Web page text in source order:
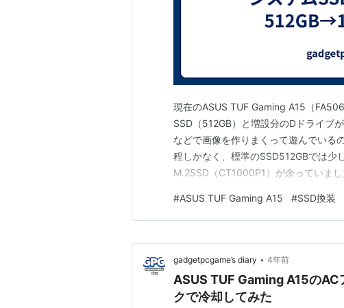
現在のASUS TUF Gaming A15（
SSD（512GB）と増設分のDドライブ
などで画像を作りまくって遊んでいる
程しかなく、標準のSSD512GBでは少
M.2SSD（CT1000P1）が余っていま
#ASUS TUF Gaming A15 #SSD換装
gadgetpcgame’s diary • 4年前
ASUS TUF Gaming A15のAC
クで冷却してみた